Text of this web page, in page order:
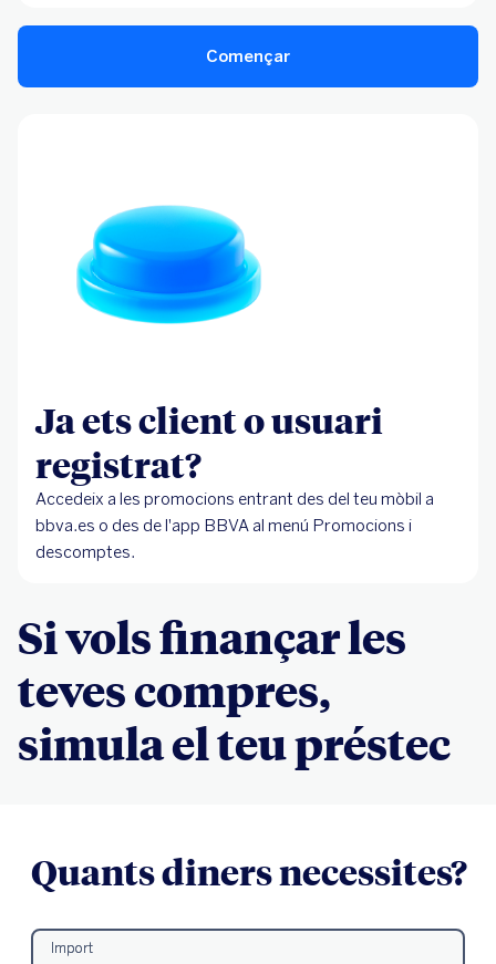
Començar
Ja ets client o usuari
registrat?
Accedeix a les promocions entrant des del teu mòbil a
bbva.es o des de l'app BBVA al menú Promocions i
descomptes.
Si vols finançar les
teves compres,
simula el teu préstec